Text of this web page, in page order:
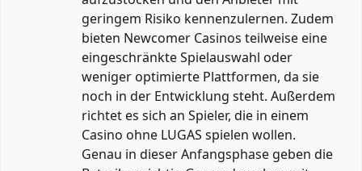
geringem Risiko kennenzulernen. Zudem
bieten Newcomer Casinos teilweise eine
eingeschränkte Spielauswahl oder
weniger optimierte Plattformen, da sie
noch in der Entwicklung steht. Außerdem
richtet es sich an Spieler, die in einem
Casino ohne LUGAS spielen wollen.
Genau in dieser Anfangsphase geben die